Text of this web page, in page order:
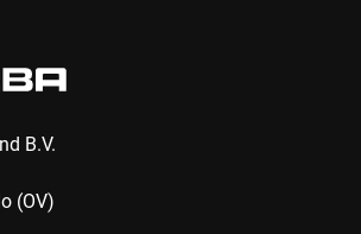
B.V.
(OV)